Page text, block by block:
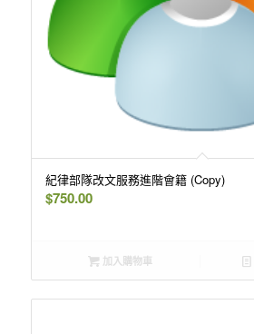
紀律部隊改文服務進階會籍 (Copy)
$750.00
加入購物車